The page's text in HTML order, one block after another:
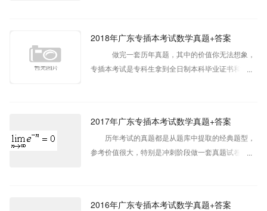
2018年广东专插本考试数学真题+答案
做完一套历年真题，其中的价值你无法想象，
专插本考试是专科生拿到全日制本科毕业证书和学位
2017年广东专插本考试数学真题+答案
历年考试的真题都是从题库中提取的经典题型，
参考价值很大，特别是冲刺阶段做一套真题试卷胜过
2016年广东专插本考试数学真题+答案